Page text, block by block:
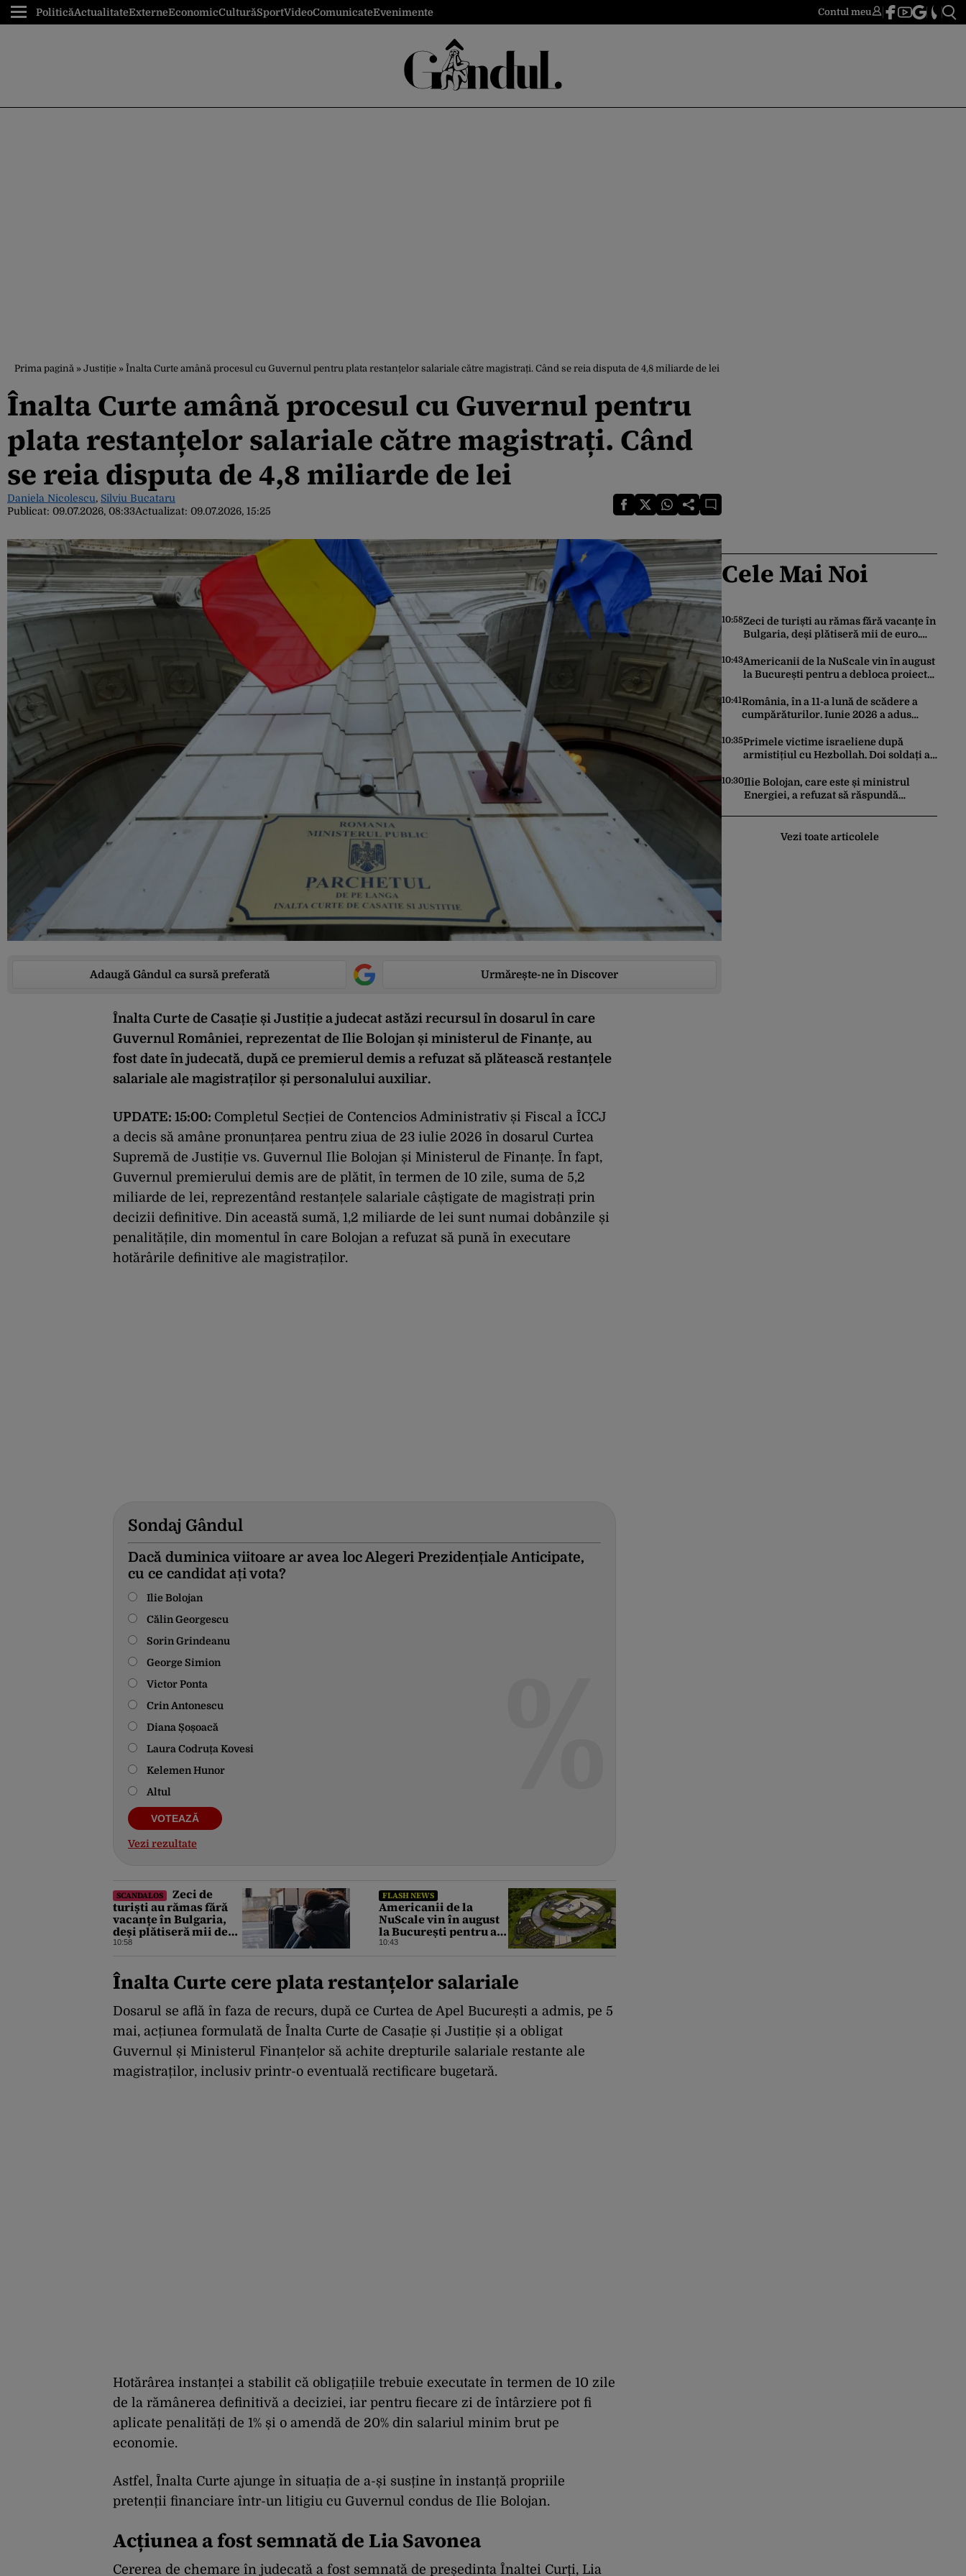
PoliticăActualitateExterneEconomicCulturăSportVideoComunicateEvenimente Contul meu
Prima pagină » Justiție » Înalta Curte amână procesul cu Guvernul pentru plata restanțelor salariale către magistrați. Când se reia disputa de 4,8 miliarde de lei
Înalta Curte amână procesul cu Guvernul pentru
plata restanțelor salariale către magistrați. Când
se reia disputa de 4,8 miliarde de lei
Daniela Nicolescu, Silviu Bucataru
Publicat: 09.07.2026, 08:33Actualizat: 09.07.2026, 15:25
Adaugă Gândul ca sursă preferată Urmărește-ne în Discover
Înalta Curte de Casație și Justiție a judecat astăzi recursul în dosarul în care
Guvernul României, reprezentat de Ilie Bolojan și ministerul de Finanțe, au
fost date în judecată, după ce premierul demis a refuzat să plătească restanțele
salariale ale magistraților și personalului auxiliar.
UPDATE: 15:00: Completul Secției de Contencios Administrativ și Fiscal a ÎCCJ
a decis să amâne pronunțarea pentru ziua de 23 iulie 2026 în dosarul Curtea
Supremă de Justiție vs. Guvernul Ilie Bolojan și Ministerul de Finanțe. În fapt,
Guvernul premierului demis are de plătit, în termen de 10 zile, suma de 5,2
miliarde de lei, reprezentând restanțele salariale câștigate de magistrați prin
decizii definitive. Din această sumă, 1,2 miliarde de lei sunt numai dobânzile și
penalitățile, din momentul în care Bolojan a refuzat să pună în executare
hotărârile definitive ale magistraților.
Sondaj Gândul
Dacă duminica viitoare ar avea loc Alegeri Prezidențiale Anticipate,
cu ce candidat ați vota?
Ilie Bolojan
Călin Georgescu
Sorin Grindeanu
George Simion
Victor Ponta
Crin Antonescu
Diana Șoșoacă
Laura Codruța Kovesi
Kelemen Hunor
Altul
Vezi rezultate
SCANDALOS
Zeci de
turiști au rămas fără
vacanțe în Bulgaria,
deși plătiseră mii de
euro. Cum s-au anulat
pe o zi pe alta
10:58
FLASH NEWS
Americanii de la
NuScale vin în august
la București pentru a
debloca proiectul SMR
10:43
Înalta Curte cere plata restanțelor salariale
Dosarul se află în faza de recurs, după ce Curtea de Apel București a admis, pe 5
mai, acțiunea formulată de Înalta Curte de Casație și Justiție și a obligat
Guvernul și Ministerul Finanțelor să achite drepturile salariale restante ale
magistraților, inclusiv printr-o eventuală rectificare bugetară.
Hotărârea instanței a stabilit că obligațiile trebuie executate în termen de 10 zile
de la rămânerea definitivă a deciziei, iar pentru fiecare zi de întârziere pot fi
aplicate penalități de 1% și o amendă de 20% din salariul minim brut pe
economie.
Astfel, Înalta Curte ajunge în situația de a-și susține în instanță propriile
pretenții financiare într-un litigiu cu Guvernul condus de Ilie Bolojan.
Acțiunea a fost semnată de Lia Savonea
Cererea de chemare în judecată a fost semnată de președinta Înaltei Curți, Lia
Cele Mai Noi
10:58Zeci de turiști au rămas fără vacanțe în
Bulgaria, deși plătiseră mii de euro.
pe o zi pe alta
10:43Americanii de la NuScale vin în august
la București pentru a debloca proiectul
10:41România, în a 11-a lună de scădere a
cumpărăturilor. Iunie 2026 a adus
INS
10:35Primele victime israeliene după
armistițiul cu Hezbollah. Doi soldați au
aerian israelian a ucis un civil
10:30Ilie Bolojan, care este și ministrul
Energiei, a refuzat să răspundă
traversează în acest moment cea mai
Vezi toate articolele